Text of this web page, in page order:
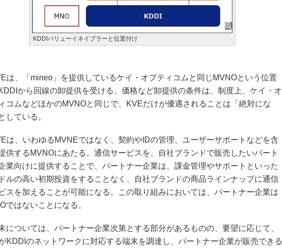
KDDIバリューイネイブラーと位置付け
は、「mineo」を提供しているケイ・オプティコムと同じMVNOという位置
から回線の卸提供を受ける。価格など卸提供の条件は、制度上、ケイ・オ
コムなどほかのMVNOと同じで、KVEだけが優遇されることは「絶対にな
している。
は、いわゆるMVNEではなく、契約やIDの管理、ユーザーサポートなどを含
供するMVNOにあたる。通信サービスを、自社ブランドで販売したいパート
業向けに提供することで、パートナー企業は、課金管理やサポートといった
ルの高い初期投資をすることなく、自社ブランドの商品ラインナップに通信
スを加えることが可能になる。この取り組みにおいては、パートナー企業は
ではないことになる。
については、パートナー企業次第とする部分があるものの、要望に応じて、
KDDIのネットワークに対応する端末を調達し、パートナー企業が販売できる